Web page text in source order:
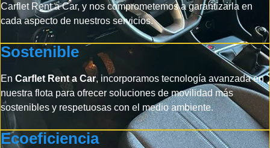
Carflet Rent a Car, y nos comprometemos a garantizarla en
cada aspecto de nuestros servicios.
Sostenible
En Carflet Rent a Car, incorporamos tecnología avanzada en
nuestra flota para ofrecer soluciones de movilidad más
sostenibles y respetuosas con el medio ambiente.
Ecoeficiencia